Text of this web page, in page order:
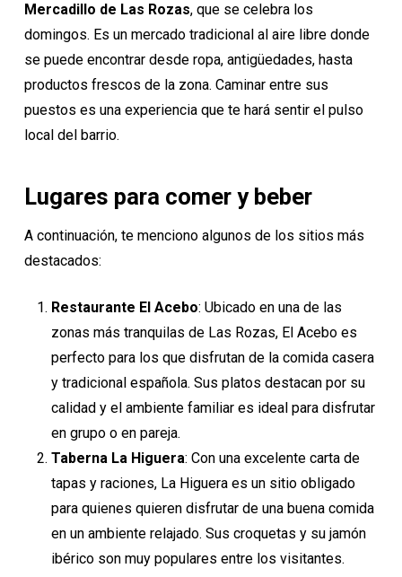
Mercadillo de Las Rozas, que se celebra los
domingos. Es un mercado tradicional al aire libre donde
se puede encontrar desde ropa, antigüedades, hasta
productos frescos de la zona. Caminar entre sus
puestos es una experiencia que te hará sentir el pulso
local del barrio.
Lugares para comer y beber
A continuación, te menciono algunos de los sitios más
destacados:
Restaurante El Acebo: Ubicado en una de las
zonas más tranquilas de Las Rozas, El Acebo es
perfecto para los que disfrutan de la comida casera
y tradicional española. Sus platos destacan por su
calidad y el ambiente familiar es ideal para disfrutar
en grupo o en pareja.
Taberna La Higuera: Con una excelente carta de
tapas y raciones, La Higuera es un sitio obligado
para quienes quieren disfrutar de una buena comida
en un ambiente relajado. Sus croquetas y su jamón
ibérico son muy populares entre los visitantes.